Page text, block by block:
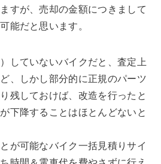
すが、売却の金額につきまして
能だと思います。
していないバイクだと、査定上
、しかし部分的に正規のパーツ
残しておけば、改造を行ったと
下降することはほとんどないと
が可能なバイク一括見積りサイ